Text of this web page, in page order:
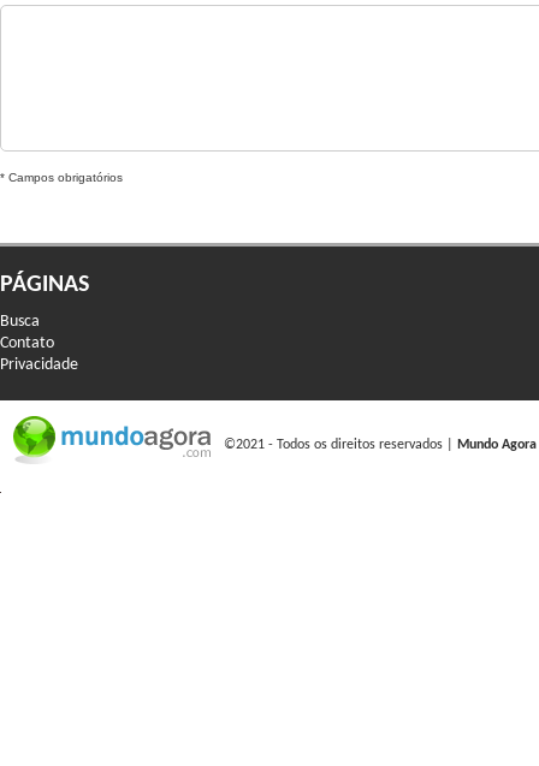
* Campos obrigatórios
PÁGINAS
Busca
Contato
Privacidade
©2021 - Todos os direitos reservados | Mundo Agora